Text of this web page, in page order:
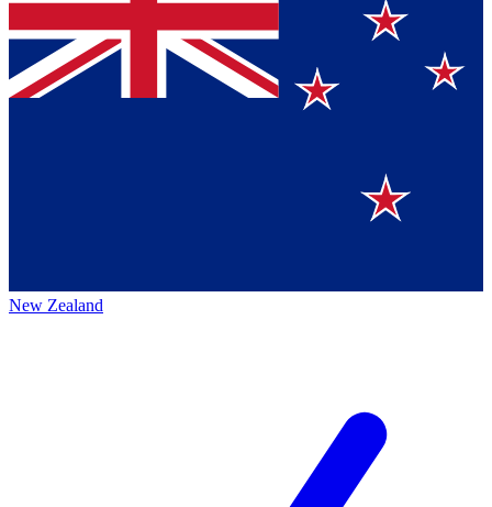
New Zealand